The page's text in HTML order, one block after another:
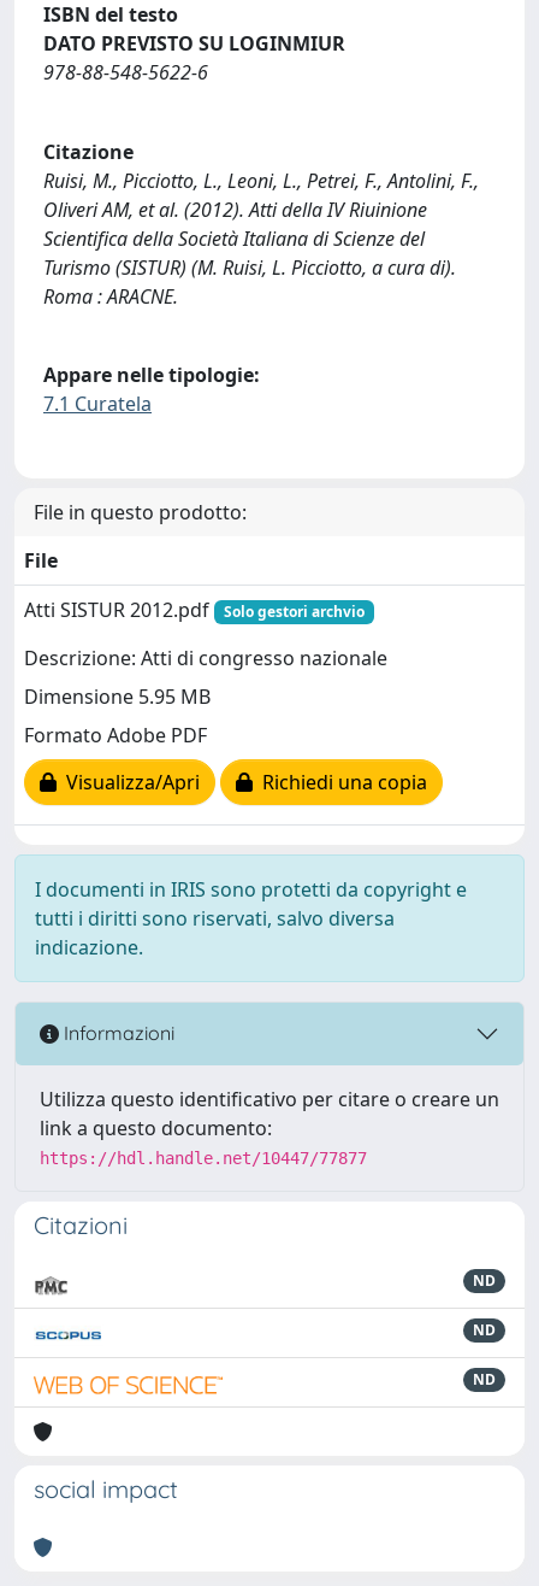
ISBN del testo
DATO PREVISTO SU LOGINMIUR
978-88-548-5622-6
Citazione
Ruisi, M., Picciotto, L., Leoni, L., Petrei, F., Antolini, F.,
Oliveri AM, et al. (2012). Atti della IV Riuinione
Scientifica della Società Italiana di Scienze del
Turismo (SISTUR) (M. Ruisi, L. Picciotto, a cura di).
Roma : ARACNE.
Appare nelle tipologie:
7.1 Curatela
File in questo prodotto:
File
Atti SISTUR 2012.pdf
Solo gestori archvio
Descrizione: Atti di congresso nazionale
Dimensione 5.95 MB
Formato Adobe PDF
Visualizza/Apri
Richiedi una copia
I documenti in IRIS sono protetti da copyright e
tutti i diritti sono riservati, salvo diversa
indicazione.
Informazioni
Utilizza questo identificativo per citare o creare un
link a questo documento:
https://hdl.handle.net/10447/77877
Citazioni
ND
ND
ND
social impact